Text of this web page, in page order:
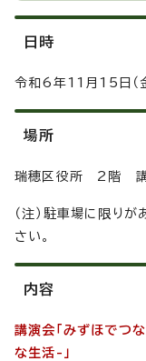
日時
令和6年11月15日（
場所
瑞穂区役所 2階
（注）駐車場に限り
さい。
内容
講演会「みずほでつ
な生活-」